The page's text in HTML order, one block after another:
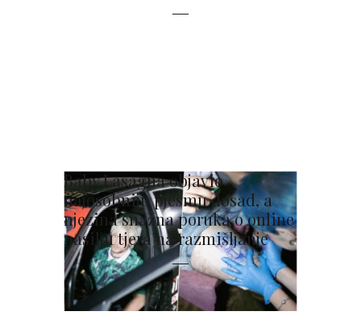
Baby Lasagna objavio
najosobniju pjesmu dosad, a
njezina snažna poruka o online
nasilju tjera na razmišljanje